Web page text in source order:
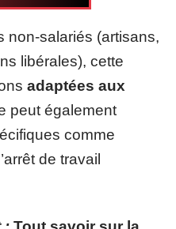
non-salariés (artisans,
libérales), cette
adaptées aux
peut également
comme
de travail